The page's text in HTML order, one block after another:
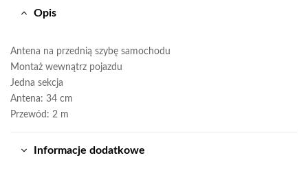
Opis
Antena na przednią szybę samochodu
Montaż wewnątrz pojazdu
Jedna sekcja
Antena: 34 cm
Przewód: 2 m
Informacje dodatkowe